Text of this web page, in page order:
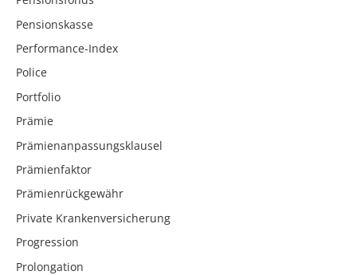
Pensionskasse
Performance-Index
Police
Portfolio
Prämie
Prämienanpassungsklausel
Prämienfaktor
Prämienrückgewähr
Private Krankenversicherung
Progression
Prolongation